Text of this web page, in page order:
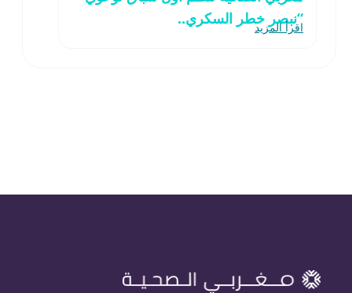
“نبصر خطر السكري..
اقرأ المزيد